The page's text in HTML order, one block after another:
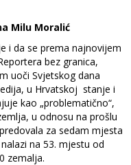
Milu Moralić
i da se prema najnovijem
bez granica,
uoči Svjetskog dana
u Hrvatskoj stanje i
kao „problematično“,
u odnosu na prošlu
za sedam mjesta
na 53. mjestu od
zemalja.